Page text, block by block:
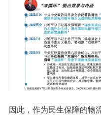
因此，作为民生保障的物